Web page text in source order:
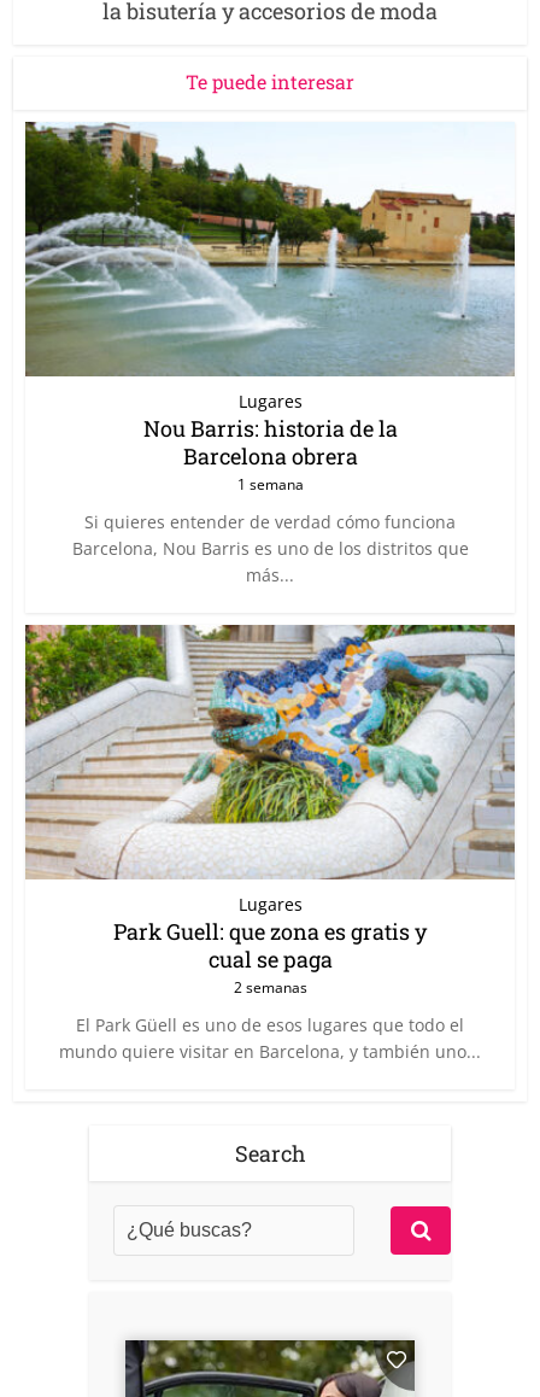
la bisutería y accesorios de moda
Te puede interesar
Lugares
Nou Barris: historia de la
Barcelona obrera
1 semana
Si quieres entender de verdad cómo funciona
Barcelona, Nou Barris es uno de los distritos que
más...
Lugares
Park Guell: que zona es gratis y
cual se paga
2 semanas
El Park Güell es uno de esos lugares que todo el
mundo quiere visitar en Barcelona, y también uno...
Search